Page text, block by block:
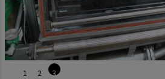
1 2 3